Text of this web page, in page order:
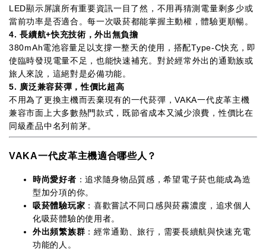
LED顯示屏讓所有重要資訊一目了然，不用再猜測電量剩多少或
當前功率是否適合。每一次吸菸都能掌握主動權，體驗更順暢。
4. 長續航+快充技術，外出無負擔
380mAh電池容量足以支撐一整天的使用，搭配Type-C快充，即
使臨時發現電量不足，也能快速補充。對於經常外出的通勤族或
旅人來說，這絕對是必備功能。
5. 廣泛兼容菸彈，性價比超高
不用為了更換主機而丟棄現有的一代菸彈，VAKA一代皮革主機
兼容市面上大多數熱門款式，既節省成本又減少浪費，性價比在
同級產品中名列前茅。
VAKA一代皮革主機適合哪些人？
時尚愛好者 ：追求隨身物品質感，希望電子菸也能成為造
型加分項的你。
吸菸體驗玩家 ：喜歡嘗試不同口感與菸霧濃度，追求個人
化吸菸體驗的使用者。
外出頻繁族群 ：經常通勤、旅行，需要長續航與快速充電
功能的人。